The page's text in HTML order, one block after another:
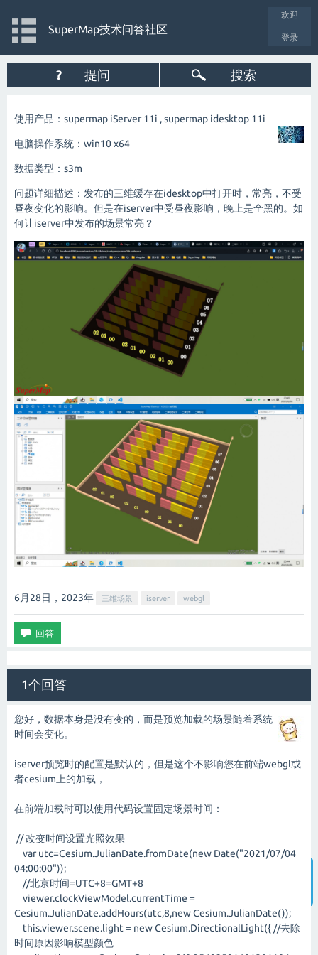
欢迎
登录
SuperMap技术问答社区
? 提问 搜索
使用产品：supermap iServer 11i , supermap idesktop 11i
电脑操作系统：win10 x64
数据类型：s3m
问题详细描述：发布的三维缓存在idesktop中打开时，常亮，不受
昼夜变化的影响。但是在iserver中受昼夜影响，晚上是全黑的。如
何让iserver中发布的场景常亮？
6月28日，2023年 三维场景 iserver webgl
1个回答
您好，数据本身是没有变的，而是预览加载的场景随着系统
时间会变化。
iserver预览时的配置是默认的，但是这个不影响您在前端webgl或
者cesium上的加载，
在前端加载时可以使用代码设置固定场景时间：
// 改变时间设置光照效果
var utc=Cesium.JulianDate.fromDate(new Date("2021/07/04
04:00:00"));
//北京时间=UTC+8=GMT+8
viewer.clockViewModel.currentTime =
Cesium.JulianDate.addHours(utc,8,new Cesium.JulianDate());
this.viewer.scene.light = new Cesium.DirectionalLight({ //去除
时间原因影响模型颜色